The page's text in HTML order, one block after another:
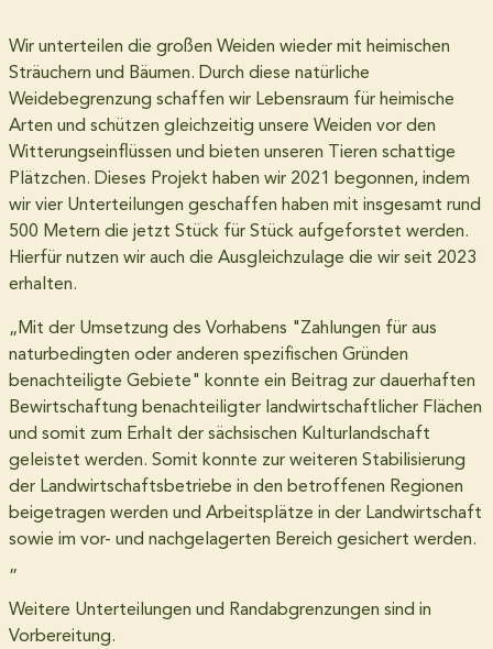
Wir unterteilen die großen Weiden wieder mit heimischen
Sträuchern und Bäumen. Durch diese natürliche
Weidebegrenzung schaffen wir Lebensraum für heimische
Arten und schützen gleichzeitig unsere Weiden vor den
Witterungseinflüssen und bieten unseren Tieren schattige
Plätzchen. Dieses Projekt haben wir 2021 begonnen, indem
wir vier Unterteilungen geschaffen haben mit insgesamt rund
500 Metern die jetzt Stück für Stück aufgeforstet werden.
Hierfür nutzen wir auch die Ausgleichzulage die wir seit 2023
erhalten.
„Mit der Umsetzung des Vorhabens "Zahlungen für aus
naturbedingten oder anderen spezifischen Gründen
benachteiligte Gebiete" konnte ein Beitrag zur dauerhaften
Bewirtschaftung benachteiligter landwirtschaftlicher Flächen
und somit zum Erhalt der sächsischen Kulturlandschaft
geleistet werden. Somit konnte zur weiteren Stabilisierung
der Landwirtschaftsbetriebe in den betroffenen Regionen
beigetragen werden und Arbeitsplätze in der Landwirtschaft
sowie im vor- und nachgelagerten Bereich gesichert werden.
„
Weitere Unterteilungen und Randabgrenzungen sind in
Vorbereitung.